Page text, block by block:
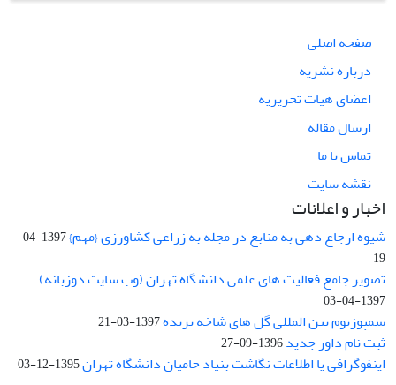
صفحه اصلی
درباره نشریه
اعضای هیات تحریریه
ارسال مقاله
تماس با ما
نقشه سایت
اخبار و اعلانات
شیوه ارجاع دهی به منابع در مجله به زراعی کشاورزی {مهم}
1397-04-
19
تصویر جامع فعالیت های علمی دانشگاه تهران (وب سایت دوزبانه)
1397-04-03
سمپوزیوم بین المللی گل های شاخه بریده1397-03-21
ثبت نام داور جدید1396-09-27
اینفوگرافی یا اطلاعات نگاشت بنیاد حامیان دانشگاه تهران1395-12-03